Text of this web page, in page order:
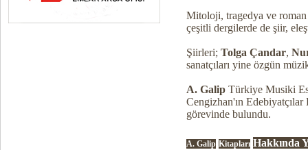
Mitoloji, tragedya ve roman
çeşitli dergilerde de şiir,
Şiirleri; Tolga Çandar,
sanatçıları yine özgün
A. Galip Türkiye Musiki
Cengizhan'ın Edebiyatçılar
görevinde bulundu.
A. Galip Kitapları Hakkında